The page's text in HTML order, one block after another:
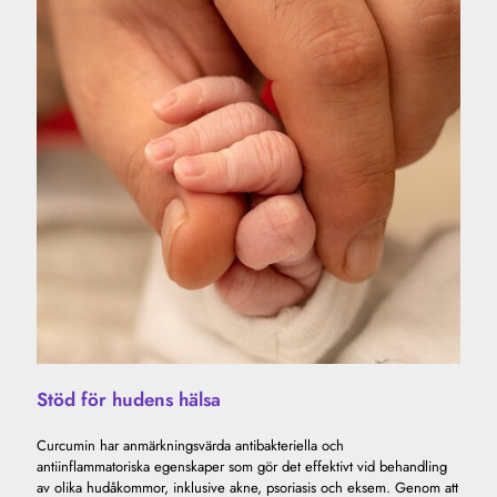
Stöd för hudens hälsa
Curcumin har anmärkningsvärda antibakteriella och
antiinflammatoriska egenskaper som gör det effektivt vid behandling
av olika hudåkommor, inklusive akne, psoriasis och eksem. Genom att